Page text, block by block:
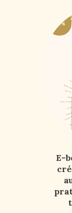
-67%
E-